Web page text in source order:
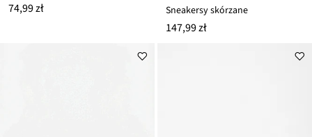
74,99 zł Sneakersy skórzane
147,99 zł